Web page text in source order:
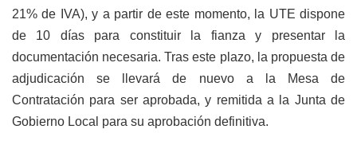
21% de IVA), y a partir de este momento, la UTE dispone
de 10 días para constituir la fianza y presentar la
documentación necesaria. Tras este plazo, la propuesta de
adjudicación se llevará de nuevo a la Mesa de
Contratación para ser aprobada, y remitida a la Junta de
Gobierno Local para su aprobación definitiva.